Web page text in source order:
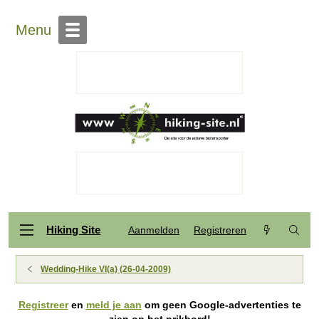
Menu
Hiking Site Aanmelden Registreren
Wedding-Hike VI(a) (26-04-2009)
Registreeren meld je aan om geen Google-advertenties te